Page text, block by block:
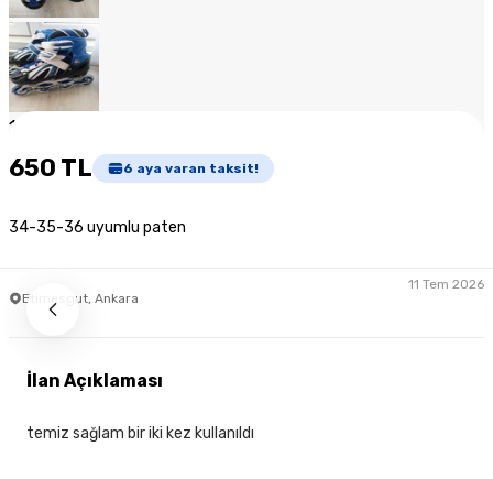
1
650 TL 6 aya varan taksit!
34-35-36 uyumlu paten
Etimesgut, Ankara
11 Tem 2026
İlan Açıklaması
temiz sağlam bir iki kez kullanıldı